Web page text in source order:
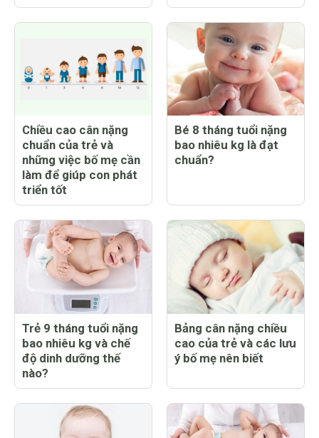
Chiều cao cân nặng
chuẩn của trẻ và
những việc bố mẹ cần
làm để giúp con phát
triển tốt
Bé 8 tháng tuổi nặng
bao nhiêu kg là đạt
chuẩn?
Trẻ 9 tháng tuổi nặng
bao nhiêu kg và chế
độ dinh dưỡng thế
nào?
Bảng cân nặng chiều
cao của trẻ và các lưu
ý bố mẹ nên biết